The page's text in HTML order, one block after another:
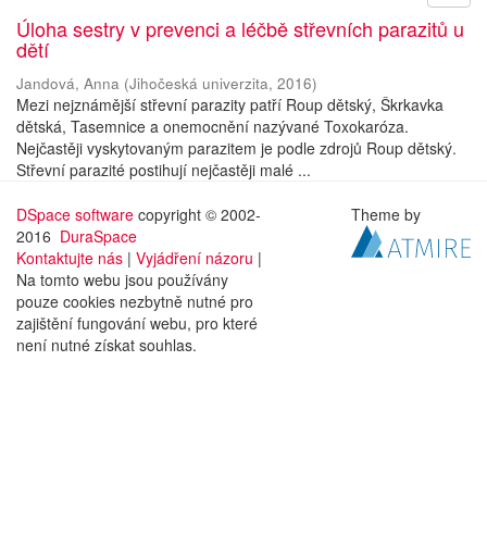
Úloha sestry v prevenci a léčbě střevních parazitů u
dětí
Jandová, Anna (Jihočeská univerzita, 2016)
Mezi nejznámější střevní parazity patří Roup dětský, Škrkavka
dětská, Tasemnice a onemocnění nazývané Toxokaróza.
Nejčastěji vyskytovaným parazitem je podle zdrojů Roup dětský.
Střevní parazité postihují nejčastěji malé ...
DSpace software copyright © 2002-
2016 DuraSpace
Kontaktujte nás | Vyjádření názoru |
Na tomto webu jsou používány
pouze cookies nezbytně nutné pro
zajištění fungování webu, pro které
není nutné získat souhlas.
Theme by